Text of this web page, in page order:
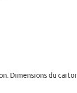
Dimensions du